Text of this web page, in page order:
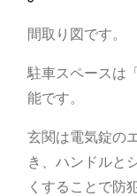
間取り図です。
駐車スペースは
能です。
玄関は電気錠の
き、ハンドルと
くすることで防